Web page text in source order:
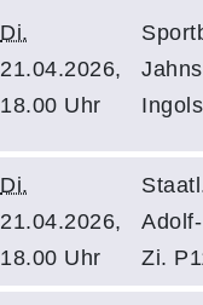
Di.
21.04.2026,
18.00 Uhr
Di.
21.04.2026,
18.00 Uhr
Zi.